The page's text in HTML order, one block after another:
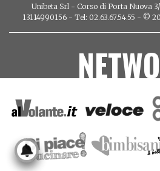
Unibeta Srl - Corso di Porta Nuova
13114990156 - Tel: 02.63.67.54.55 - ©